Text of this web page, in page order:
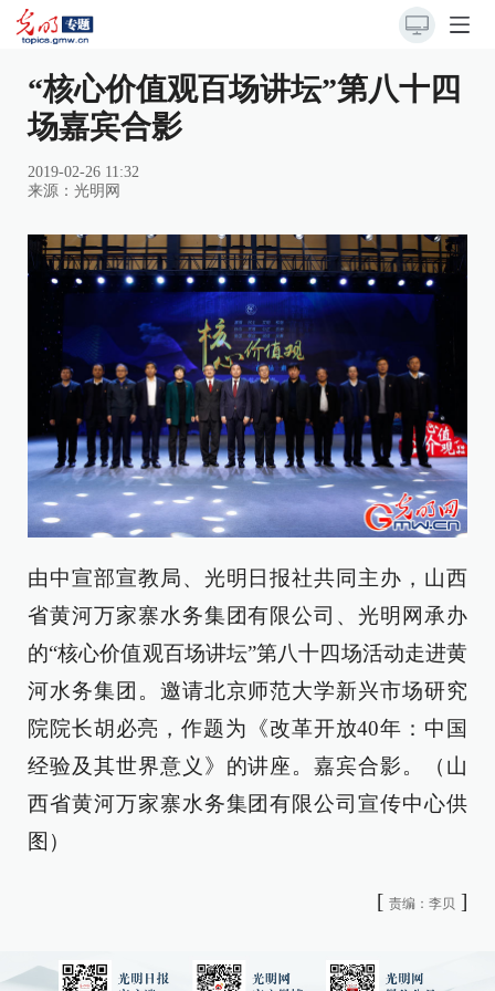
“核心价值观百场讲坛”第八十四
场嘉宾合影
2019-02-26 11:32
来源： 光明网
由中宣部宣教局、光明日报社共同主办，山西
省黄河万家寨水务集团有限公司、光明网承办
的“核心价值观百场讲坛”第八十四场活动走进黄
河水务集团。邀请北京师范大学新兴市场研究
院院长胡必亮，作题为《改革开放40年：中国
经验及其世界意义》的讲座。嘉宾合影。（山
西省黄河万家寨水务集团有限公司宣传中心供
图）
[ 责编：李贝 ]